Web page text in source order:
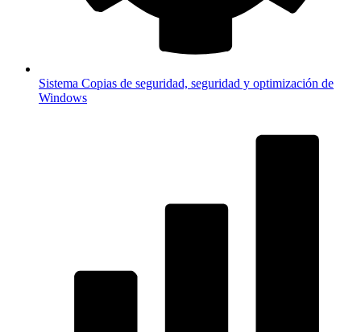
Sistema Copias de seguridad, seguridad y optimización de
Windows